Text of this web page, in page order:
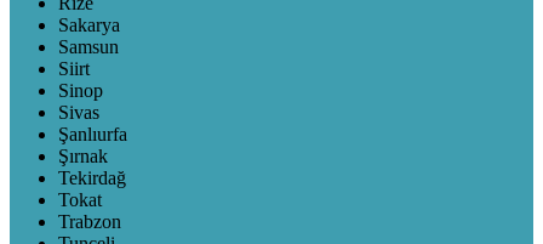
Sakarya
Samsun
Siirt
Sinop
Sivas
Şanlıurfa
Şırnak
Tekirdağ
Tokat
Trabzon